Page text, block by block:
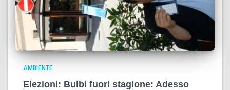
AMBIENTE
Elezioni: Bulbi fuori stagione: Adesso